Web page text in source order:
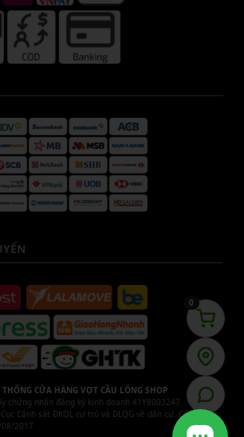
THỐNG CỬA HÀNG VỢT CẦU LÔNG SHOP
chứng nhận đăng ký kinh doanh 41Y8003247
Cảnh sát ĐKQL cư trú và DLQG về dân cư. Cấp ngày
2017
0